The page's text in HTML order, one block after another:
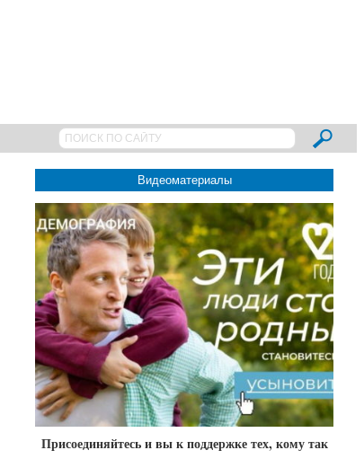
Видеоматериалы
Присоединяйтесь и вы к поддержке тех, кому так